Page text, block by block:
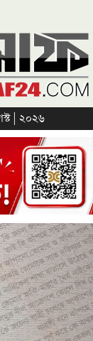
| ২০২৬